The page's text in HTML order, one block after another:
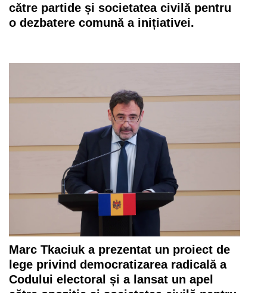
către partide și societatea civilă pentru
o dezbatere comună a inițiativei.
Marc Tkaciuk a prezentat un proiect de
lege privind democratizarea radicală a
Codului electoral și a lansat un apel